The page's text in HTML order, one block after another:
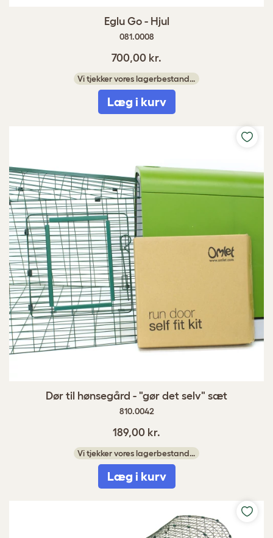
Eglu Go - Hjul
081.0008
700,00 kr.
Vi tjekker vores lagerbestand…
Læg i kurv
Dør til hønsegård - "gør det selv" sæt
810.0042
189,00 kr.
Vi tjekker vores lagerbestand…
Læg i kurv